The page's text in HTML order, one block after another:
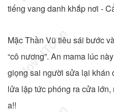
tiếng vang danh khắp nơi -
Mặc Thần Vũ tiêu sái bước
“cô nương”. An mama lúc
giọng sai người sửa lại khán
lửa lập tức phóng ra cửa
a!!